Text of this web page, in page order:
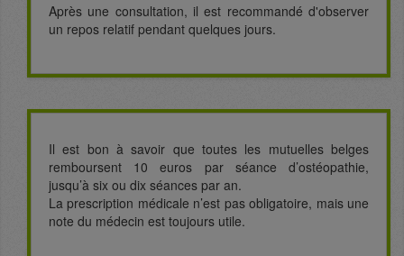
Après une consultation, il est recommandé d'observer
un repos relatif pendant quelques jours.
Il est bon à savoir que toutes les mutuelles belges
remboursent 10 euros par séance d’ostéopathie,
jusqu’à six ou dix séances par an.
La prescription médicale n’est pas obligatoire, mais une
note du médecin est toujours utile.